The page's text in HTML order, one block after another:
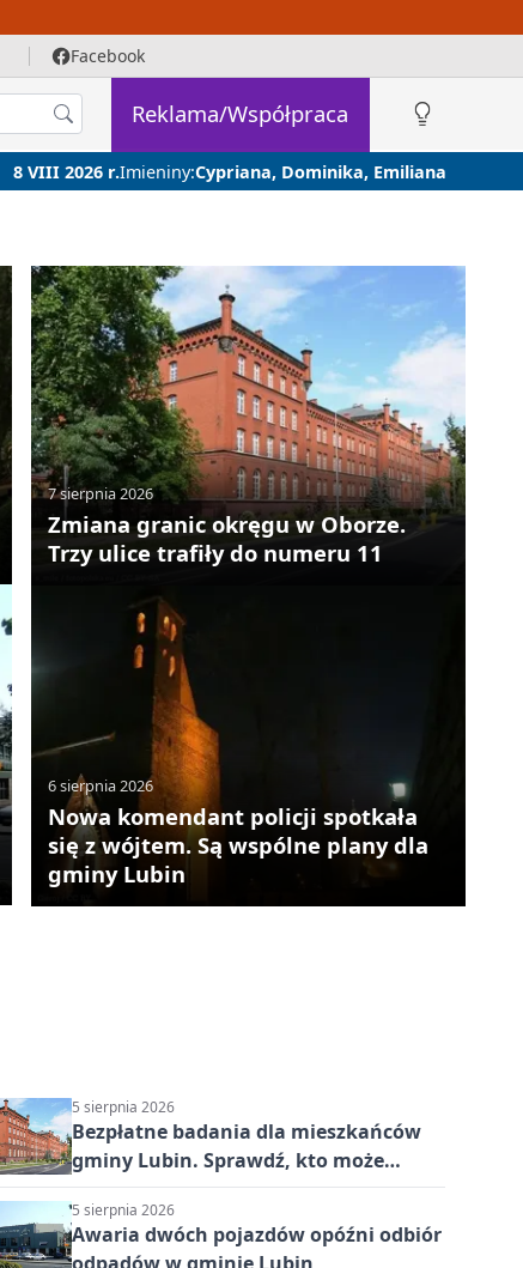
Facebook
Reklama/Współpraca
8 VIII 2026 r.Imieniny:Cypriana, Dominika, Emiliana
7 sierpnia 2026
Zmiana granic okręgu w Oborze.
Trzy ulice trafiły do numeru 11
6 sierpnia 2026
Nowa komendant policji spotkała
się z wójtem. Są wspólne plany dla
gminy Lubin
5 sierpnia 2026
Bezpłatne badania dla mieszkańców
gminy Lubin. Sprawdź, kto może
skorzystać
5 sierpnia 2026
Awaria dwóch pojazdów opóźni odbiór